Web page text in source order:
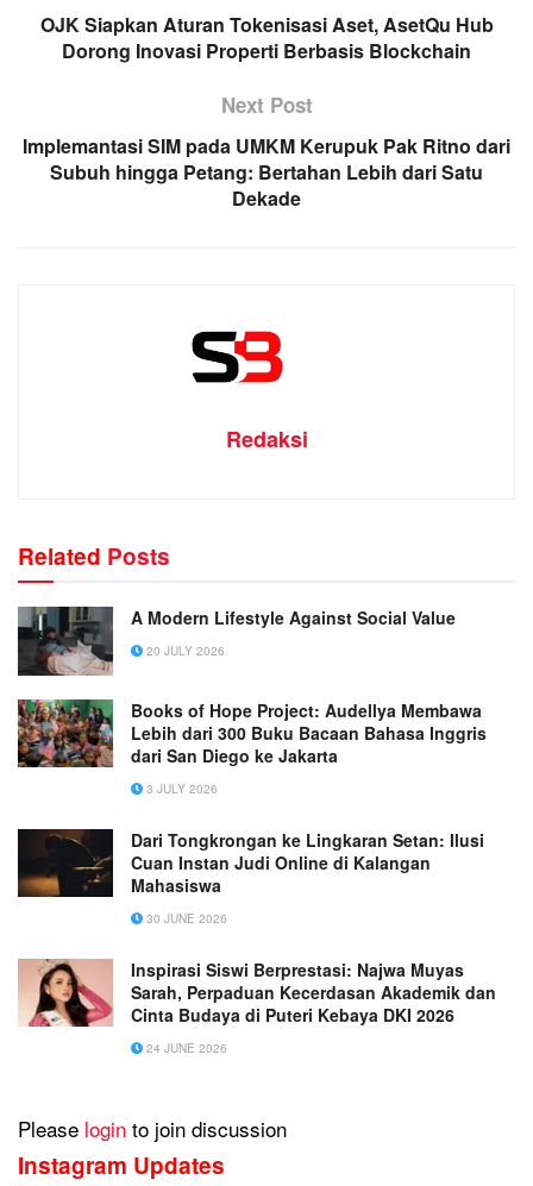
OJK Siapkan Aturan Tokenisasi Aset, AsetQu Hub
Dorong Inovasi Properti Berbasis Blockchain
Next Post
Implemantasi SIM pada UMKM Kerupuk Pak Ritno dari
Subuh hingga Petang: Bertahan Lebih dari Satu
Dekade
Redaksi
Related Posts
A Modern Lifestyle Against Social Value
20 JULY 2026
Books of Hope Project: Audellya Membawa
Lebih dari 300 Buku Bacaan Bahasa Inggris
dari San Diego ke Jakarta
3 JULY 2026
Dari Tongkrongan ke Lingkaran Setan: Ilusi
Cuan Instan Judi Online di Kalangan
Mahasiswa
30 JUNE 2026
Inspirasi Siswi Berprestasi: Najwa Muyas
Sarah, Perpaduan Kecerdasan Akademik dan
Cinta Budaya di Puteri Kebaya DKI 2026
24 JUNE 2026
Please login to join discussion
Instagram Updates